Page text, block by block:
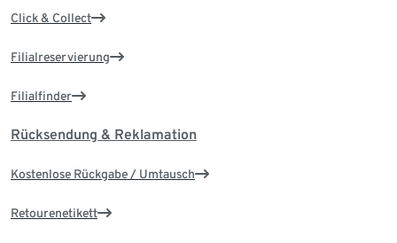
Click & Collect
Filialreservierung
Filialfinder
Rücksendung & Reklamation
Kostenlose Rückgabe / Umtausch
Retourenetikett